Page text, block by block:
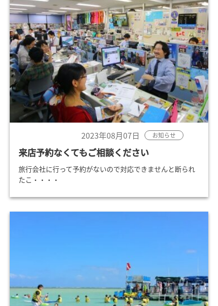
2023年08月07日 お知らせ
来店予約なくてもご相談ください
旅行会社に行って予約がないので対応できませんと断られ
たこ・・・・